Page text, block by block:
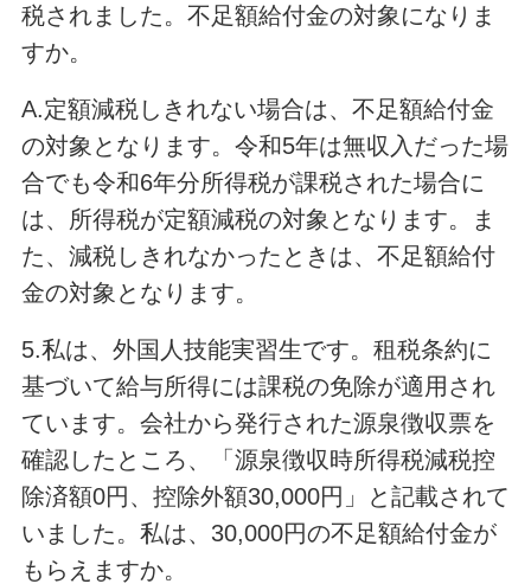
税されました。不足額給付金の対象になりま
すか。
A.定額減税しきれない場合は、不足額給付金
の対象となります。令和5年は無収入だった場
合でも令和6年分所得税が課税された場合に
は、所得税が定額減税の対象となります。ま
た、減税しきれなかったときは、不足額給付
金の対象となります。
5.私は、外国人技能実習生です。租税条約に
基づいて給与所得には課税の免除が適用され
ています。会社から発行された源泉徴収票を
確認したところ、「源泉徴収時所得税減税控
除済額0円、控除外額30,000円」と記載されて
いました。私は、30,000円の不足額給付金が
もらえますか。